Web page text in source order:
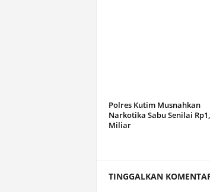
Polres Kutim Musnahkan
Narkotika Sabu Senilai
Miliar
TINGGALKAN